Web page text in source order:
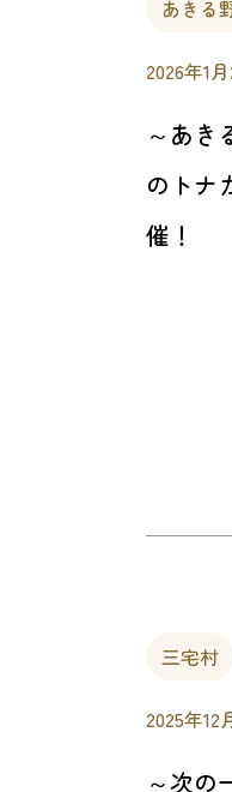
あきる
2026年1
～あき
のトナ
催！
三宅村
2025年12
～次の